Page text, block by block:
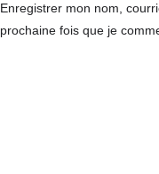
Enregistrer mon nom,
prochaine fois que je